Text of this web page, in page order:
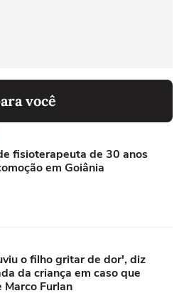
você
fisioterapeuta de 30 anos
em Goiânia
o filho gritar de dor', diz
da criança em caso que
Marco Furlan